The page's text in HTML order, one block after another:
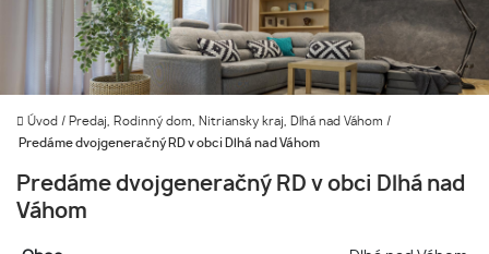
Úvod / Predaj, Rodinný dom, Nitriansky kraj, Dlhá nad Váhom /
Predáme dvojgeneračný RD v obci Dlhá nad Váhom
Predáme dvojgeneračný RD v obci Dlhá nad
Váhom